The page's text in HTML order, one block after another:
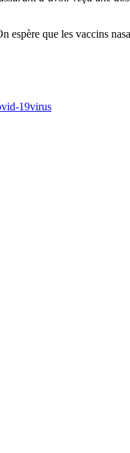
que les vaccins
19virus